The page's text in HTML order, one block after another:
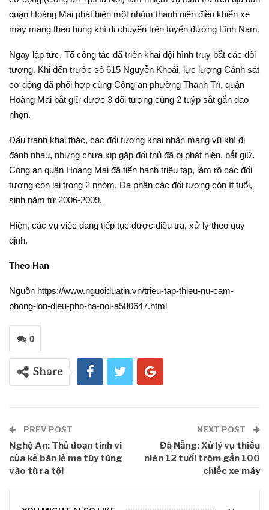
quận Hoàng Mai phát hiện một nhóm thanh niên điều khiển xe
máy mang theo hung khí di chuyển trên tuyến đường Lĩnh Nam.
Ngay lập tức, Tổ công tác đã triển khai đội hình truy bắt các đối
tượng. Khi đến trước số 615 Nguyễn Khoái, lực lượng Cảnh sát
cơ động đã phối hợp cùng Công an phường Thanh Trì, quận
Hoàng Mai bắt giữ được 3 đối tượng cùng 2 tuýp sắt gắn dao
nhọn.
Đấu tranh khai thác, các đối tượng khai nhận mang vũ khí đi
đánh nhau, nhưng chưa kịp gặp đối thủ đã bị phát hiện, bắt giữ.
Công an quận Hoàng Mai đã tiến hành triệu tập, làm rõ các đối
tượng còn lại trong 2 nhóm. Đa phần các đối tượng còn ít tuổi,
sinh năm từ 2006-2009.
Hiện, các vụ việc đang tiếp tục được điều tra, xử lý theo quy
định.
Theo Han
Nguồn https://www.nguoiduatin.vn/trieu-tap-thieu-nu-cam-
phong-lon-dieu-pho-ha-noi-a580647.html
0
Share
PREV POST
Nghệ An: Thủ đoạn tinh vi
của kẻ bán lẻ ma túy từng
vào tù ra tội
NEXT POST
Đà Nẵng: Xử lý vụ thiếu
niên 12 tuổi trộm gần 100
chiếc xe máy